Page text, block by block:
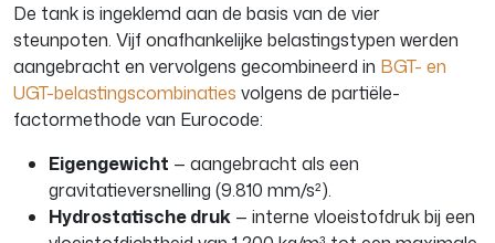
De tank is ingeklemd aan de basis van de vier
steunpoten. Vijf onafhankelijke belastingstypen werden
aangebracht en vervolgens gecombineerd in BGT- en
UGT-belastingscombinaties volgens de partiële-
factormethode van Eurocode:
Eigengewicht — aangebracht als een
gravitatieversnelling (9.810 mm/s²).
Hydrostatische druk — interne vloeistofdruk bij een